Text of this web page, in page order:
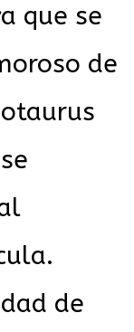
que se
de
de